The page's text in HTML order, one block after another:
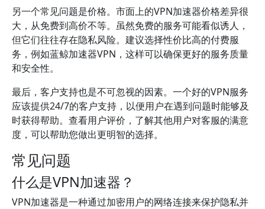
另一个常见问题是价格。市面上的VPN加速器价格差异很
大，从免费到高价不等。虽然免费的服务可能看似诱人，
但它们往往存在隐私风险。建议选择性价比高的付费服
务，例如蓝鲸加速器VPN，这样可以确保更好的服务质量
和安全性。
最后，客户支持也是不可忽视的因素。一个好的VPN服务
应该提供24/7的客户支持，以便用户在遇到问题时能够及
时获得帮助。查看用户评价，了解其他用户对客服的满意
度，可以帮助您做出更明智的选择。
常见问题
什么是VPN加速器？
VPN加速器是一种通过加密用户的网络连接来保护隐私并